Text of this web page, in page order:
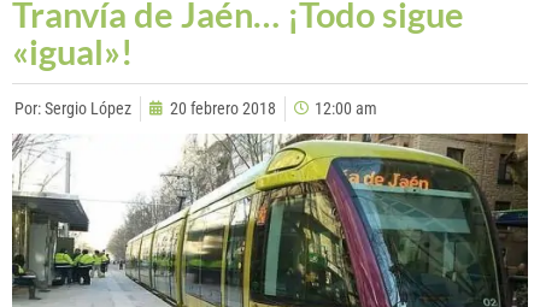
Tranvía de Jaén… ¡Todo sigue
«igual»!
Por:Sergio López 20 febrero 2018 12:00 am